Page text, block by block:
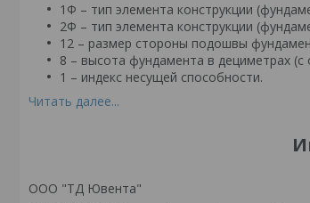
1Ф – тип элемента конструкции
2Ф – тип элемента конструкции
12 – размер стороны подошвы
8 – высота фундамента в дециметрах (с
1 – индекс несущей способности.
Читать далее...
ООО "ТД Ювента"